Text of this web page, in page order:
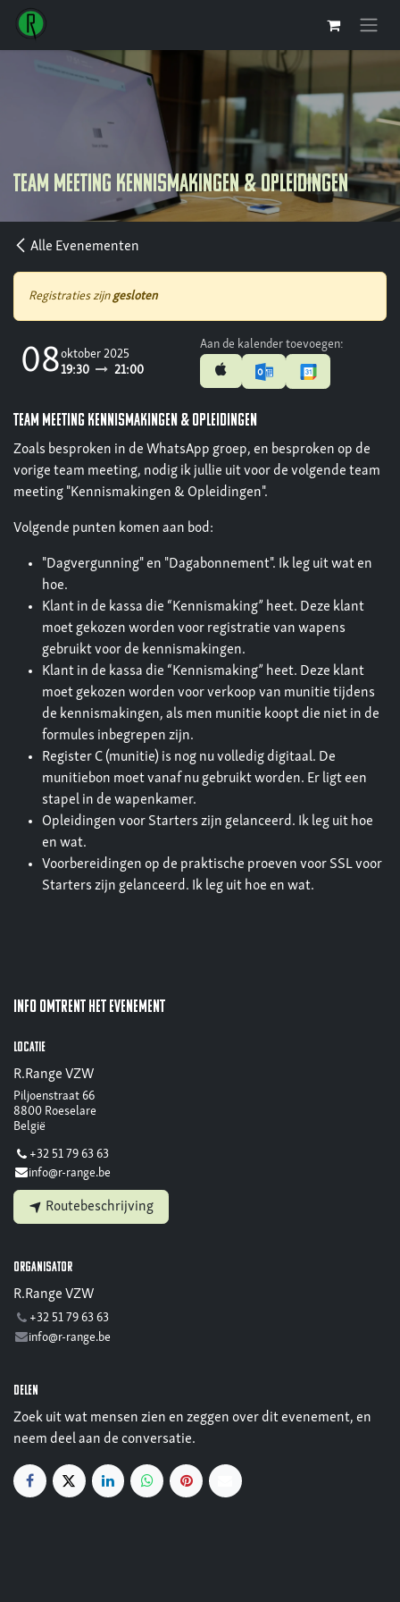
Overslaan naar inhoud
Team Meeting Kennismakingen & Opleidingen
Alle Evenementen
Registraties zijngesloten
08oktober 2025
19:30
21:00
Aan de kalender toevoegen:
Team Meeting Kennismakingen & Opleidingen
Zoals besproken in de WhatsApp groep, en besproken op de
vorige team meeting, nodig ik jullie uit voor de volgende team
meeting "Kennismakingen & Opleidingen".
Volgende punten komen aan bod:
"Dagvergunning" en "Dagabonnement". Ik leg uit wat en
hoe.
Klant in de kassa die “Kennismaking” heet. Deze klant
moet gekozen worden voor registratie van wapens
gebruikt voor de kennismakingen.
Klant in de kassa die “Kennismaking” heet. Deze klant
moet gekozen worden voor verkoop van munitie tijdens
de kennismakingen, als men munitie koopt die niet in de
formules inbegrepen zijn.
Register C (munitie) is nog nu volledig digitaal. De
munitiebon moet vanaf nu gebruikt worden. Er ligt een
stapel in de wapenkamer.
Opleidingen voor Starters zijn gelanceerd. Ik leg uit hoe
en wat.
Voorbereidingen op de praktische proeven voor SSL voor
Starters zijn gelanceerd. Ik leg uit hoe en wat.
Info omtrent het evenement
Locatie
R.Range VZW
Piljoenstraat 66
8800 Roeselare
België
+32 51 79 63 63
info@r-range.be
Routebeschrijving
Organisator
R.Range VZW
+32 51 79 63 63
info@r-range.be
Delen
Zoek uit wat mensen zien en zeggen over dit evenement, en
neem deel aan de conversatie.